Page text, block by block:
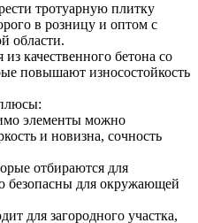
тротуарную плитку
в розницу и оптом с
области.
качественного бетона со
повышают износостойкость
элементы можно
и новизна, сочность
отбираются для
безопасны для окружающей
для загородного участка,